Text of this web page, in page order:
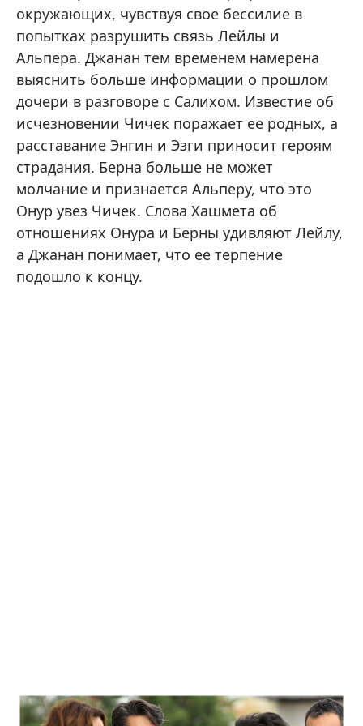
окружающих, чувствуя свое бессилие в
попытках разрушить связь Лейлы и
Альпера. Джанан тем временем намерена
выяснить больше информации о прошлом
дочери в разговоре с Салихом. Известие об
исчезновении Чичек поражает ее родных, а
расставание Энгин и Эзги приносит героям
страдания. Берна больше не может
молчание и признается Альперу, что это
Онур увез Чичек. Слова Хашмета об
отношениях Онура и Берны удивляют Лейлу,
а Джанан понимает, что ее терпение
подошло к концу.